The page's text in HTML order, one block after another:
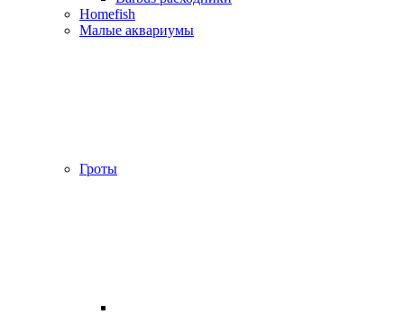
Homefish
Малые аквариумы
Гроты